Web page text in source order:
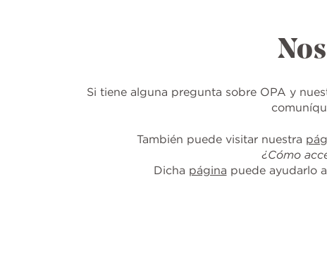
Si tiene alguna pregunta sobre OPA y
También puede visitar nuestra
¿Cómo
Dicha página puede ayudarlo